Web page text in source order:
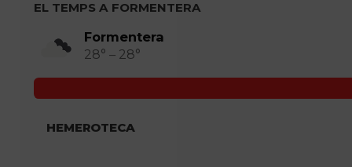
EL TEMPS A FORMENTERA
Formentera
28° – 28°
HEMEROTECA